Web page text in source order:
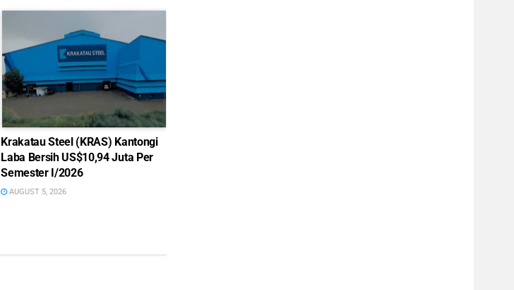
Krakatau Steel (KRAS) Kantongi
Laba Bersih US$10,94 Juta Per
Semester I/2026
AUGUST 5, 2026